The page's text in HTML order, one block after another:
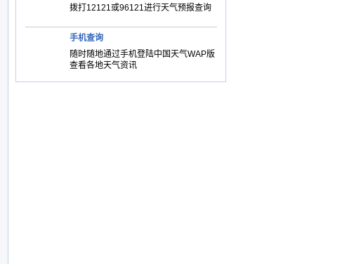
拨打12121或96121进行天气预报查询
手机查询
随时随地通过手机登陆中国天气WAP版
查看各地天气资讯